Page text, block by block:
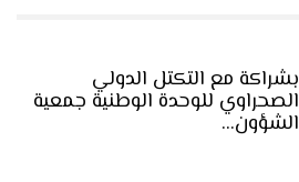
بشراكة مع التكتل الدولي
الصحراوي للوحدة الوطنية جمعية
الشؤون…